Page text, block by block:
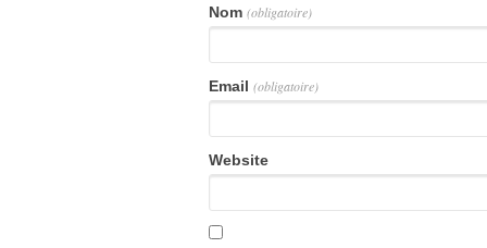
Nom (obligatoire)
Email (obligatoire)
Website